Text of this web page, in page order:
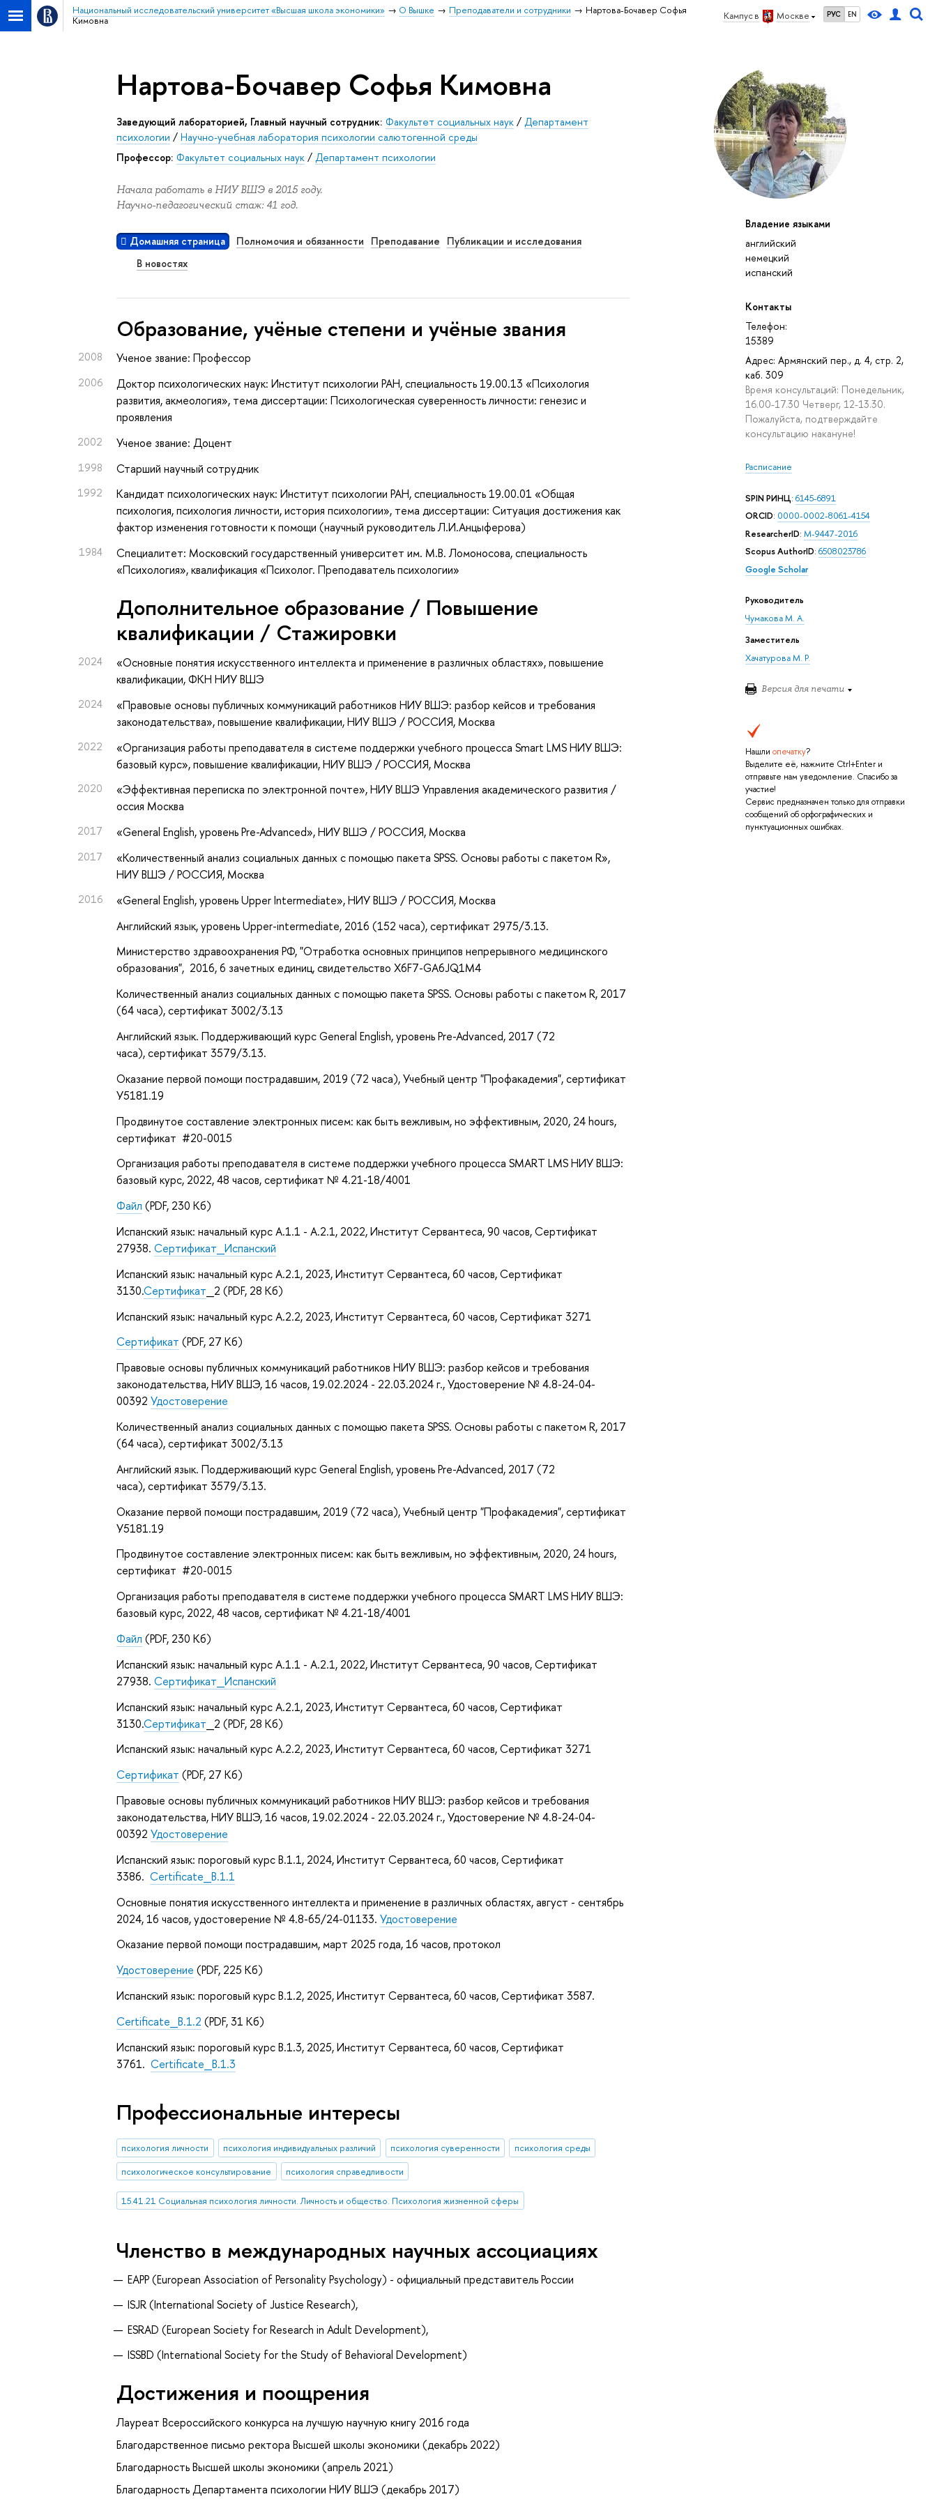
Кампус в Москве РУС EN
Национальный исследовательский университет «Высшая школа экономики» О Вышке Преподаватели и сотрудники
Нартова-Бочавер Софья
Кимовна
Владение языками
английский
немецкий
испанский
Контакты
Телефон:
15389
Адрес: Армянский пер., д. 4, стр. 2,
каб. 309
Время консультаций: Понедельник,
16.00-17.30 Четверг, 12-13.30.
Пожалуйста, подтверждайте
консультацию накануне!
Расписание
SPIN РИНЦ: 6145-6891
ORCID: 0000-0002-8061-4154
ResearcherID: M-9447-2016
Scopus AuthorID: 6508023786
Google Scholar
Руководитель
Чумакова М. А.
Заместитель
Хачатурова М. Р.
Версия для печати
Нашли опечатку?
Выделите её, нажмите Ctrl+Enter и
отправьте нам уведомление. Спасибо за
участие!
Сервис предназначен только для отправки
сообщений об орфографических и
пунктуационных ошибках.
Нартова-Бочавер Софья Кимовна
Заведующий лабораторией, Главный научный сотрудник: Факультет социальных наук / Департамент
психологии /Научно-учебная лаборатория психологии салютогенной среды
Профессор: Факультет социальных наук / Департамент психологии
Начала работать в НИУ ВШЭ в 2015 году.
Научно-педагогический стаж: 41 год.
Домашняя страница Полномочия и обязанности Преподавание
Публикации и исследования
В новостях
Oбразование, учёные степени и учёные звания
2008 Ученое звание: Профессор
2006
Доктор психологических наук: Институт психологии РАН, специальность 19.00.13 «Психология
развития, акмеология», тема диссертации: Психологическая суверенность личности: генезис и
проявления
2002 Ученое звание: Доцент
1998 Старший научный сотрудник
1992
Кандидат психологических наук: Институт психологии РАН, специальность 19.00.01 «Общая
психология, психология личности, история психологии», тема диссертации: Ситуация достижения как
фактор изменения готовности к помощи (научный руководитель Л.И.Анцыферова)
1984
Специалитет: Московский государственный университет им. М.В. Ломоносова, специальность
«Психология», квалификация «Психолог. Преподаватель психологии»
Дополнительное образование / Повышение
квалификации / Стажировки
2024 «Основные понятия искусственного интеллекта и применение в различных областях», повышение
квалификации, ФКН НИУ ВШЭ
2024
«Правовые основы публичных коммуникаций работников НИУ ВШЭ: разбор кейсов и требования
законодательства», повышение квалификации, НИУ ВШЭ / РОССИЯ, Москва
2022
«Организация работы преподавателя в системе поддержки учебного процесса Smart LMS НИУ ВШЭ:
базовый курс», повышение квалификации, НИУ ВШЭ / РОССИЯ, Москва
2020 «Эффективная переписка по электронной почте», НИУ ВШЭ Управления академического развития /
оссия Москва
2017 «General English, уровень Pre-Advanced», НИУ ВШЭ / РОССИЯ, Москва
2017 «Количественный анализ социальных данных с помощью пакета SPSS. Основы работы с пакетом R»,
НИУ ВШЭ / РОССИЯ, Москва
2016 «General English, уровень Upper Intermediate», НИУ ВШЭ / РОССИЯ, Москва
Английский язык, уровень Upper-intermediate, 2016 (152 часа), сертификат 2975/3.13.
Министерство здравоохранения РФ, "Отработка основных принципов непрерывного медицинского
образования", 2016, 6 зачетных единиц, свидетельство X6F7-GA6JQ1M4
Количественный анализ социальных данных с помощью пакета SPSS. Основы работы с пакетом R, 2017
(64 часа), сертификат 3002/3.13
Английский язык. Поддерживающий курс General English, уровень Pre-Advanced, 2017 (72
часа), сертификат 3579/3.13.
Оказание первой помощи пострадавшим, 2019 (72 часа), Учебный центр "Профакадемия", сертификат
У5181.19
Продвинутое составление электронных писем: как быть вежливым, но эффективным, 2020, 24 hours,
сертификат #20-0015
Организация работы преподавателя в системе поддержки учебного процесса SMART LMS НИУ ВШЭ:
базовый курс, 2022, 48 часов, сертификат № 4.21-18/4001
Файл (PDF, 230 Кб)
Испанский язык: начальный курс A.1.1 - A.2.1, 2022, Институт Сервантеса, 90 часов, Сертификат
27938.Сертификат_Испанский
Испанский язык: начальный курс A.2.1, 2023, Институт Сервантеса, 60 часов, Сертификат
3130.Сертификат _2 (PDF, 28 Кб)
Испанский язык: начальный курс A.2.2, 2023, Институт Сервантеса, 60 часов, Сертификат 3271
Сертификат (PDF, 27 Кб)
Правовые основы публичных коммуникаций работников НИУ ВШЭ: разбор кейсов и требования
законодательства, НИУ ВШЭ, 16 часов, 19.02.2024 - 22.03.2024 г., Удостоверение № 4.8-24-04-
00392Удостоверение
Количественный анализ социальных данных с помощью пакета SPSS. Основы работы с пакетом R, 2017
(64 часа), сертификат 3002/3.13
Английский язык. Поддерживающий курс General English, уровень Pre-Advanced, 2017 (72
часа), сертификат 3579/3.13.
Оказание первой помощи пострадавшим, 2019 (72 часа), Учебный центр "Профакадемия", сертификат
У5181.19
Продвинутое составление электронных писем: как быть вежливым, но эффективным, 2020, 24 hours,
сертификат #20-0015
Организация работы преподавателя в системе поддержки учебного процесса SMART LMS НИУ ВШЭ:
базовый курс, 2022, 48 часов, сертификат № 4.21-18/4001
Файл (PDF, 230 Кб)
Испанский язык: начальный курс A.1.1 - A.2.1, 2022, Институт Сервантеса, 90 часов, Сертификат
27938.Сертификат_Испанский
Испанский язык: начальный курс A.2.1, 2023, Институт Сервантеса, 60 часов, Сертификат
3130.Сертификат _2 (PDF, 28 Кб)
Испанский язык: начальный курс A.2.2, 2023, Институт Сервантеса, 60 часов, Сертификат 3271
Сертификат (PDF, 27 Кб)
Правовые основы публичных коммуникаций работников НИУ ВШЭ: разбор кейсов и требования
законодательства, НИУ ВШЭ, 16 часов, 19.02.2024 - 22.03.2024 г., Удостоверение № 4.8-24-04-
00392Удостоверение
Испанский язык: пороговый курс B.1.1, 2024, Институт Сервантеса, 60 часов, Сертификат
3386.Certificate_B.1.1
Основные понятия искусственного интеллекта и применение в различных областях, август - сентябрь
2024, 16 часов, удостоверение № 4.8-65/24-01133.Удостоверение
Оказание первой помощи пострадавшим, март 2025 года, 16 часов, протокол
Удостоверение (PDF, 225 Кб)
Испанский язык: пороговый курс B.1.2, 2025, Институт Сервантеса, 60 часов, Сертификат 3587.
Certificate_B.1.2 (PDF, 31 Кб)
Испанский язык: пороговый курс B.1.3, 2025, Институт Сервантеса, 60 часов, Сертификат
3761.Certificate_B.1.3
Профессиональные интересы
психология личности психология индивидуальных различий психология суверенности
психология среды
психологическое консультирование
психология справедливости
15.41.21 Социальная психология личности. Личность и общество. Психология жизненной сферы
Членство в международных научных ассоциациях
EAPP (European Association of Personality Psychology) - официальный представитель России
ISJR (International Society of Justice Research),
ESRAD (European Society for Research in Adult Development),
ISSBD (International Society for the Study of Behavioral Development)
Достижения и поощрения
Лауреат Всероссийского конкурса на лучшую научную книгу 2016 года
Благодарственное письмо ректора Высшей школы экономики (декабрь 2022)
Благодарность Высшей школы экономики (апрель 2021)
Благодарность Департамента психологии НИУ ВШЭ (декабрь 2017)